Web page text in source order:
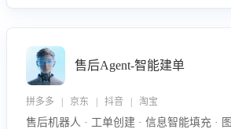
售后Agent-智能建单
拼多多 | 京东 | 抖音 | 淘宝
售后机器人 · 工单创建 · 信息智能填充 ·